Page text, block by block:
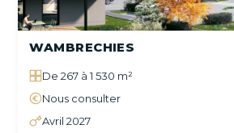
WAMBRECHIES
De 267 à 1 530 m²
Nous consulter
Avril 2027